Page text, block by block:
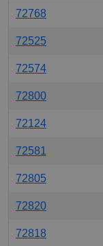
72768
72525
72574
72800
72124
72581
72805
72820
72818